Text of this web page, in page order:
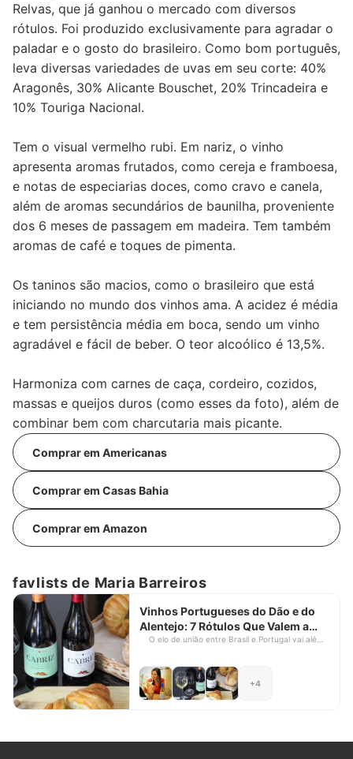
Relvas, que já ganhou o mercado com diversos
rótulos. Foi produzido exclusivamente para agradar o
paladar e o gosto do brasileiro. Como bom português,
leva diversas variedades de uvas em seu corte: 40%
Aragonês, 30% Alicante Bouschet, 20% Trincadeira e
10% Touriga Nacional.
Tem o visual vermelho rubi. Em nariz, o vinho
apresenta aromas frutados, como cereja e framboesa,
e notas de especiarias doces, como cravo e canela,
além de aromas secundários de baunilha, proveniente
dos 6 meses de passagem em madeira. Tem também
aromas de café e toques de pimenta.
Os taninos são macios, como o brasileiro que está
iniciando no mundo dos vinhos ama. A acidez é média
e tem persistência média em boca, sendo um vinho
agradável e fácil de beber. O teor alcoólico é 13,5%.
Harmoniza com carnes de caça, cordeiro, cozidos,
massas e queijos duros (como esses da foto), além de
combinar bem com charcutaria mais picante.
Comprar em Americanas
Comprar em Casas Bahia
Comprar em Amazon
favlists de Maria Barreiros
Vinhos Portugueses do Dão e do
Alentejo: 7 Rótulos Que Valem a
Pena
O elo de união entre Brasil e Portugal vai além
trazendo a fruta, os aromas e a rusticidade que
o brasileiro ama! As duas regiões vitivinícolas
que vamos destacar neste artigo (Dão e
+4